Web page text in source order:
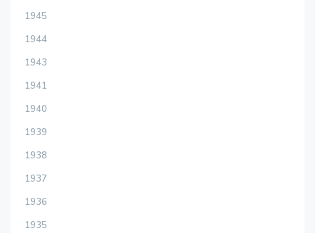
1945
1944
1943
1941
1940
1939
1938
1937
1936
1935